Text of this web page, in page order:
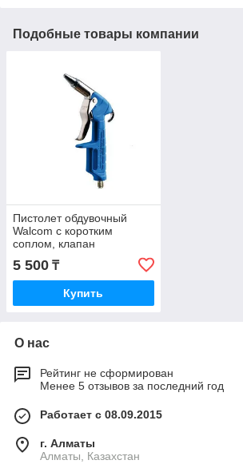
Подобные товары компании
Пистолет обдувочный
Walcom с коротким
соплом, клапан
регулировки воздуха,
давление 1-6 бар
5 500 ₸
Купить
О нас
Рейтинг не сформирован
Менее 5 отзывов за последний год
Работает с 08.09.2015
г. Алматы
Алматы, Казахстан